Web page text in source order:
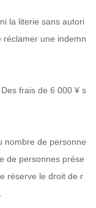
la literie sans autori
une indemn
frais de 6 000 ¥ s
nombre de personne
de personnes prése
réserve le droit de r